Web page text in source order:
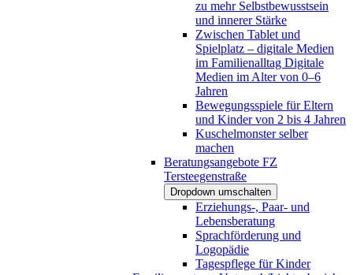
zu mehr Selbstbewusstsein
und innerer Stärke
Zwischen Tablet und
Spielplatz – digitale Medien
im Familienalltag Digitale
Medien im Alter von 0–6
Jahren
Bewegungsspiele für Eltern
und Kinder von 2 bis 4 Jahren
Kuschelmonster selber
machen
Beratungsangebote FZ
Tersteegenstraße
Dropdown umschalten
Erziehungs-, Paar- und
Lebensberatung
Sprachförderung und
Logopädie
Tagespflege für Kinder